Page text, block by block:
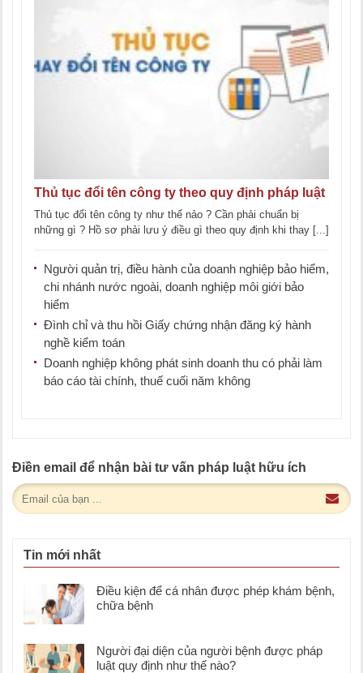
Thủ tục đổi tên công ty theo quy định pháp luật
Thủ tục đổi tên công ty như thế nảo ? Cần phải chuẩn bị
những gì ? Hồ sơ phải lưu ý điều gì theo quy định khi thay [...]
Người quản trị, điều hành của doanh nghiệp bảo hiểm,
chi nhánh nước ngoài, doanh nghiệp môi giới bảo
hiểm
Đình chỉ và thu hồi Giấy chứng nhận đăng ký hành
nghề kiểm toán
Doanh nghiệp không phát sinh doanh thu có phải làm
báo cáo tài chính, thuế cuối năm không
Điền email để nhận bài tư vấn pháp luật hữu ích
Tin mới nhất
Điều kiện để cá nhân được phép khám bệnh,
chữa bệnh
Người đại diện của người bệnh được pháp
luật quy định như thế nào?